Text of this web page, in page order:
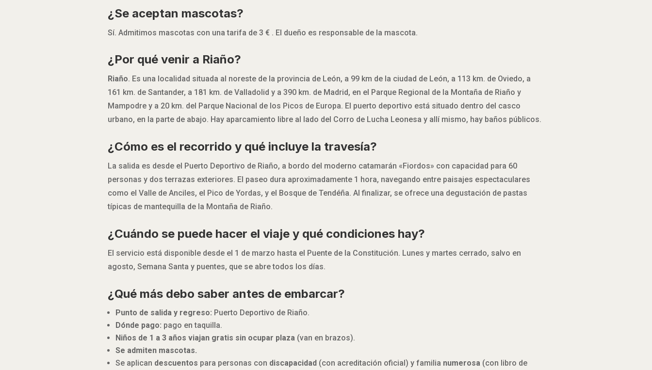
¿Se aceptan mascotas?
Sí. Admitimos mascotas con una tarifa de 3 € . El dueño es responsable de la mascota.
¿Por qué venir a Riaño?
Riaño. Es una localidad situada al noreste de la provincia de León, a 99 km de la ciudad de León, a 113 km. de Oviedo, a
161 km. de Santander, a 181 km. de Valladolid y a 390 km. de Madrid, en el Parque Regional de la Montaña de Riaño y
Mampodre y a 20 km. del Parque Nacional de los Picos de Europa. El puerto deportivo está situado dentro del casco
urbano, en la parte de abajo. Hay aparcamiento libre al lado del Corro de Lucha Leonesa y allí mismo, hay baños públicos.
¿Cómo es el recorrido y qué incluye la travesía?
La salida es desde el Puerto Deportivo de Riaño, a bordo del moderno catamarán «Fiordos» con capacidad para 60
personas y dos terrazas exteriores. El paseo dura aproximadamente 1 hora, navegando entre paisajes espectaculares
como el Valle de Anciles, el Pico de Yordas, y el Bosque de Tendéña. Al finalizar, se ofrece una degustación de pastas
típicas de mantequilla de la Montaña de Riaño.
¿Cuándo se puede hacer el viaje y qué condiciones hay?
El servicio está disponible desde el 1 de marzo hasta el Puente de la Constitución. Lunes y martes cerrado, salvo en
agosto, Semana Santa y puentes, que se abre todos los días.
¿Qué más debo saber antes de embarcar?
Punto de salida y regreso: Puerto Deportivo de Riaño.
Dónde pago: pago en taquilla.
Niños de 1 a 3 años viajan gratis sin ocupar plaza (van en brazos).
Se admiten mascotas.
Se aplican descuentos para personas con discapacidad (con acreditación oficial) y familia numerosa (con libro de